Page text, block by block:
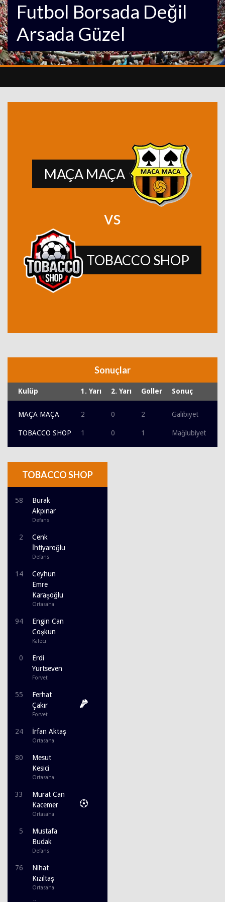
Futbol Borsada Değil
Arsada Güzel
MAÇA MAÇA
vs
TOBACCO SHOP
Sonuçlar
Kulüp 1. Yarı 2. Yarı Goller Sonuç
MAÇA MAÇA 2 0 2 Galibiyet
TOBACCO SHOP 1 0 1 Mağlubiyet
TOBACCO SHOP
58
Burak
Akpınar
Defans
2
Cenk
İhtiyaroğlu
Defans
14
Ceyhun
Emre
Karaşoğlu
Ortasaha
94
Engin Can
Coşkun
Kaleci
0
Erdi
Yurtseven
Forvet
55
Ferhat
Çakır
Forvet
24 İrfan Aktaş
Ortasaha
80
Mesut
Kesici
Ortasaha
33
Murat Can
Kacemer
Ortasaha
5
Mustafa
Budak
Defans
76
Nihat
Kızıltaş
Ortasaha